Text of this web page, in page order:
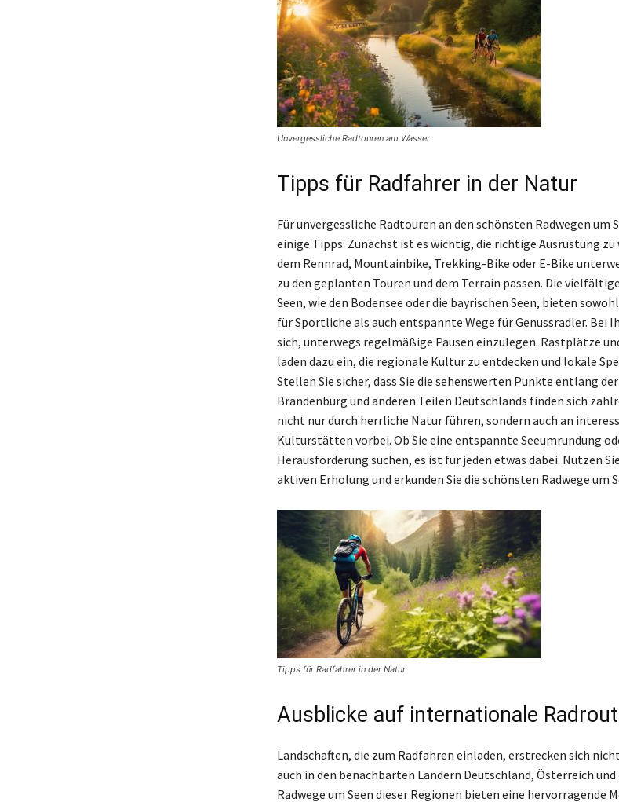
Unvergessliche Radtouren am Wasser
Tipps für Radfahrer in der Natur
Für unvergessliche Radtouren an den schönsten Radwegen um
einige Tipps: Zunächst ist es wichtig, die richtige Ausrüstung zu
dem Rennrad, Mountainbike, Trekking-Bike oder E-Bike
zu den geplanten Touren und dem Terrain passen. Die
Seen, wie den Bodensee oder die bayrischen Seen, bieten
für Sportliche als auch entspannte Wege für Genussradler. Bei
sich, unterwegs regelmäßige Pausen einzulegen. Rastplätze
laden dazu ein, die regionale Kultur zu entdecken und lokale
Stellen Sie sicher, dass Sie die sehenswerten Punkte entlang
Brandenburg und anderen Teilen Deutschlands finden sich
nicht nur durch herrliche Natur führen, sondern auch an
Kulturstätten vorbei. Ob Sie eine entspannte Seeumrundung
Herausforderung suchen, es ist für jeden etwas dabei. Nutzen
aktiven Erholung und erkunden Sie die schönsten Radwege um
Tipps für Radfahrer in der Natur
Ausblicke auf internationale
Landschaften, die zum Radfahren einladen, erstrecken sich
auch in den benachbarten Ländern Deutschland, Österreich und
Radwege um Seen dieser Regionen bieten eine hervorragende